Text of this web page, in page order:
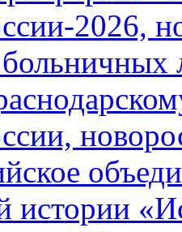
2026,
истории